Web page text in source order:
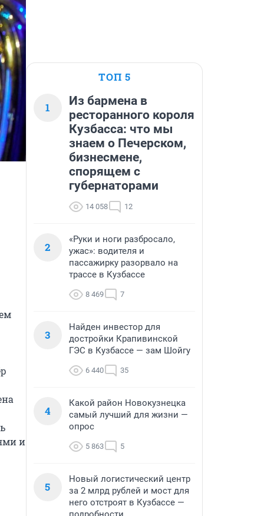
и
ТОП 5
1
Из бармена в
ресторанного короля
Кузбасса: что мы
знаем о Печерском,
бизнесмене,
спорящем с
губернаторами
14 058 12
2
«Руки и ноги разбросало,
ужас»: водителя и
пассажирку разорвало на
трассе в Кузбассе
8 469 7
3
Найден инвестор для
достройки Крапивинской
ГЭС в Кузбассе — зам Шойгу
6 440 35
4
Какой район Новокузнецка
самый лучший для жизни —
опрос
5 863 5
5
Новый логистический центр
за 2 млрд рублей и мост для
него отстроят в Кузбассе —